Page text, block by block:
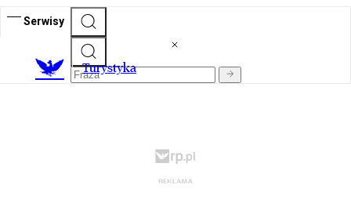
Serwisy
Turystyka